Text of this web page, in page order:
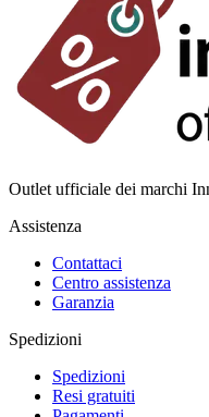
Outlet ufficiale dei marchi
Assistenza
Contattaci
Centro assistenza
Garanzia
Spedizioni
Spedizioni
Resi gratuiti